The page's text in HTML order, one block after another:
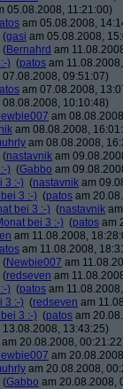
05.08.2008, 11:21:00)
am 05.08.2008,
(gasi am 05.08.2008,
(Bernahrd am
) (patos am
07.08.2008, 09:51:07)
am 07.08.2008,
08.08.2008, 10:10:48)
am
am 08.08.2008,
am 08.08.2008,
(nastavnik am
) (Gabbo am
3 :-) (nastavnik am
3 :-) (patos am
bei 3 :-) (nastavnik
bei 3 :-) (patos am
am 11.08.2008,
am 11.08.2008,
(Newbie007 am
(redseven am
) (patos am
3 :-) (redseven am
3 :-) (patos am
13.08.2008, 13:43:25)
am 20.08.2008,
am
am 20.08.2008,
(Gabbo am 20.08.2008,